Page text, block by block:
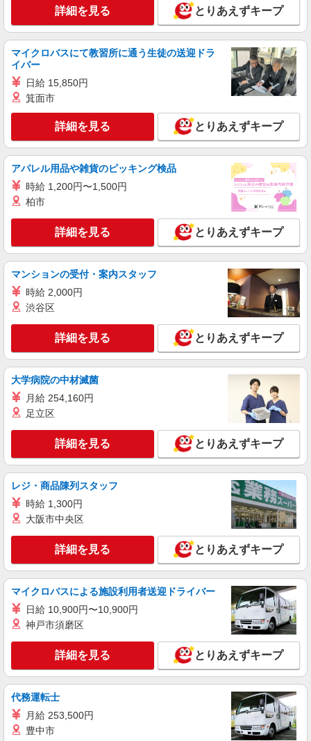
キープ 詳細を見る
アルバイト パート
丸亀製麺イオン天王町ショッピングセンター店
キッチン・ホールスタッフ（ランチタイム）
神奈川県横浜市保土ケ谷区川辺町3-5イオン天
王町ショッピングセンター3Fフードコート
キープ 詳細を見る
パート
イフスコヘルスケア株式会社
調理補助／老人ホーム
時給1,225円
梅の木ホーム （神奈川県横浜市保土ヶ谷区上
菅田町）
詳細を見る
イフスコヘルスケア株式会社
調理師／高齢者施設 (第二新卒)
月給210,000円〜 ◆賞与年2回 ◆各種手当充実
（/月） 〇子女養育手当（18歳未満） ・1人
目：8,000円 ・2人目：6,000円 ・3人目：
5,000円 〇責任者手当 ・リーダー：5,000円
◆給与は経験により優遇します♪ ※試用期間3か月
（同条件） ※給与幅は経験・能力による ◆昇給年
1回（5月） ◆賞与年2回（6月・12月）※前年度実
績
梅の木ホーム （神奈川県横浜市保土ケ谷区上
キープ 詳細を見る
アルバイト パート
株式会社アスカ 横浜支店（jb642867）
小規模保育園の調理師・調理スタッフ
時給 1,325円 〜 1,325円 ※給与幅は経験・能
力により考慮 交通費あり／25,000円まで 勤務日
数・時間帯、経験等を考慮して決定します♪
■星川もえぎ保育園（小規模保育園） 神奈川県
横浜市保土ケ谷区川辺町31パークシティ横浜D 棟
１階
キープ 詳細を見る
アルバイト パート
日光丸食堂
店舗スタッフ
時給1,250円
日光丸食堂 （神奈川県横浜市保土ヶ谷区宮田
町1-5-1 1階A-3） ※洪福寺松原商店街
詳細を見る とりあえずキープ
マイクロバスにて教習所に通う生徒の送迎ドラ
イバー
日給 15,850円
箕面市
詳細を見る とりあえずキープ
アパレル用品や雑貨のピッキング検品
時給 1,200円〜1,500円
柏市
詳細を見る とりあえずキープ
マンションの受付・案内スタッフ
時給 2,000円
渋谷区
詳細を見る とりあえずキープ
大学病院の中材滅菌
月給 254,160円
足立区
詳細を見る とりあえずキープ
レジ・商品陳列スタッフ
時給 1,300円
大阪市中央区
詳細を見る とりあえずキープ
マイクロバスによる施設利用者送迎ドライバー
日給 10,900円〜10,900円
神戸市須磨区
詳細を見る とりあえずキープ
代務運転士
月給 253,500円
豊中市